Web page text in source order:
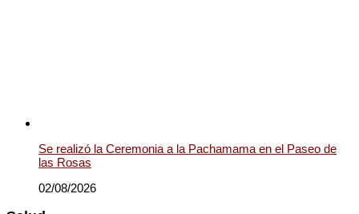
Se realizó la Ceremonia a la Pachamama en el Paseo de
las Rosas
02/08/2026